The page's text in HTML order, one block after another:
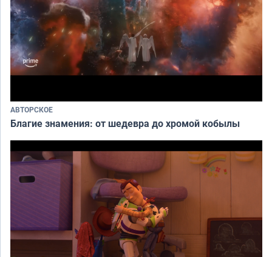
АВТОРСКОЕ
Благие знамения: от шедевра до хромой кобылы